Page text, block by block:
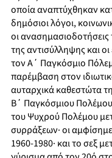
οποία αναπτύχθηκαν
δημόσιοι λόγοι,
οι
της αντισύλληψης και
τον A΄ Παγκόσμιο
παρέμβαση στον
αυταρχικά καθεστώτα
Β΄ Παγκόσμιου
του Ψυχρού Πολέμου
συρράξεων· οι
1960-1980· και το σεξ